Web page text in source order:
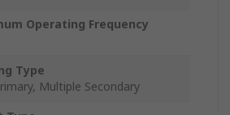
Operating Frequency
Type
Multiple Secondary